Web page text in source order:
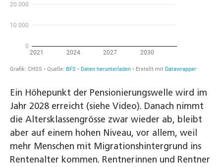
Ein Höhepunkt der Pensionierungswelle wird im
Jahr 2028 erreicht (siehe Video). Danach nimmt
die Altersklassengrösse zwar wieder ab, bleibt
aber auf einem hohen Niveau, vor allem, weil
mehr Menschen mit Migrationshintergrund ins
Rentenalter kommen. Rentnerinnen und Rentner